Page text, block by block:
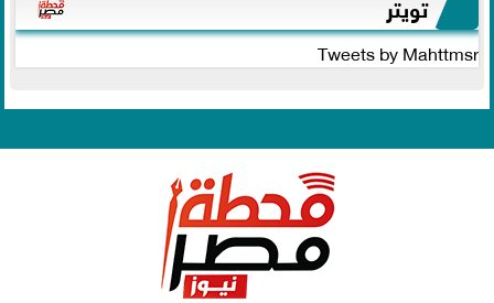
Tweets by Mahttmsr